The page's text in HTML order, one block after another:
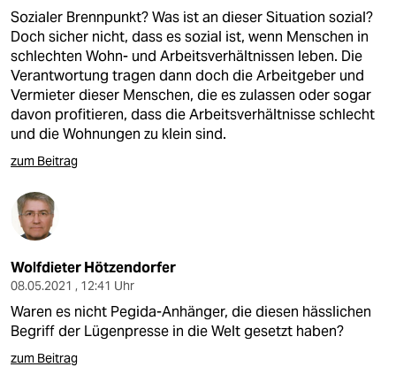
Sozialer Brennpunkt? Was ist an dieser Situation sozial?
Doch sicher nicht, dass es sozial ist, wenn Menschen in
schlechten Wohn- und Arbeitsverhältnissen leben. Die
Verantwortung tragen dann doch die Arbeitgeber und
Vermieter dieser Menschen, die es zulassen oder sogar
davon profitieren, dass die Arbeitsverhältnisse schlecht
und die Wohnungen zu klein sind.
zum Beitrag
Wolfdieter Hötzendorfer
08.05.2021 , 12:41 Uhr
Waren es nicht Pegida-Anhänger, die diesen hässlichen
Begriff der Lügenpresse in die Welt gesetzt haben?
zum Beitrag